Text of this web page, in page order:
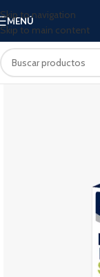
Skip to navigation
Skip to main content
MENÚ